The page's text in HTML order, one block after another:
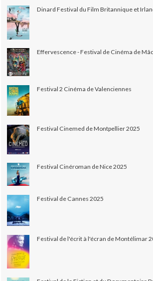
Dinard Festival du Film Britannique et
Effervescence - Festival de Cinéma de
Festival 2 Cinéma de Valenciennes
Festival Cinemed de Montpellier 2025
Festival Cinéroman de Nice 2025
Festival de Cannes 2025
Festival de l'écrit à l'écran de Montélimar